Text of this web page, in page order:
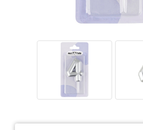
Канцелярские книги, книги учета
Бумага в рулоне и стопе